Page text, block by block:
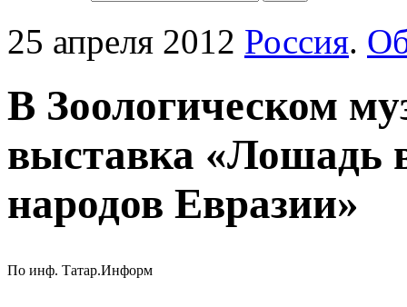
25 апреля 2012 Россия.
В Зоологическом
выставка «Лошадь
народов Евразии»
По инф. Татар.Информ